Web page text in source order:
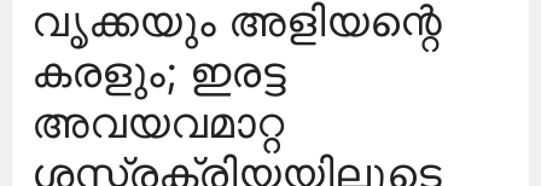
വൃക്കയും അളിയന്റെ
കരളും; ഇരട്ട
അവയവമാറ്റ
ശസ്ത്രക്രിയയിലൂടെ